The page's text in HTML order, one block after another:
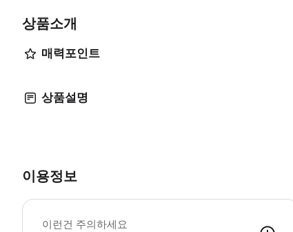
상품소개
매력포인트
상품설명
이용정보
이런건 주의하세요